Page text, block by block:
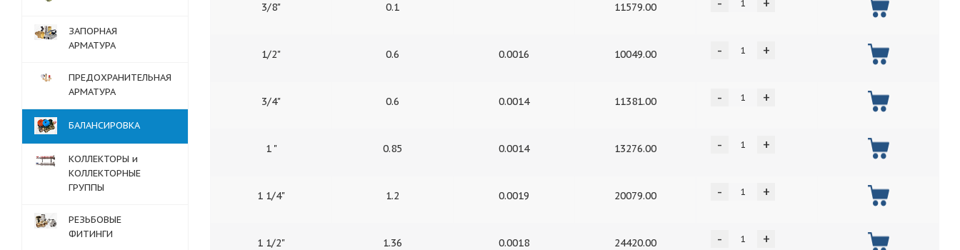
3/8" 0.1 11579.00
1/2" 0.6 0.0016 10049.00 - +
3/4" 0.6 0.0014 11381.00 - +
1 " 0.85 0.0014 13276.00 - +
1 1/4" 1.2 0.0019 20079.00 - +
1 1/2" 1.36 0.0018 24420.00 - +
ЗАПОРНАЯ
АРМАТУРА
ПРЕДОХРАНИТЕЛЬНАЯ
АРМАТУРА
БАЛАНСИРОВКА
КОЛЛЕКТОРЫ и
КОЛЛЕКТОРНЫЕ
ГРУППЫ
РЕЗЬБОВЫЕ
ФИТИНГИ